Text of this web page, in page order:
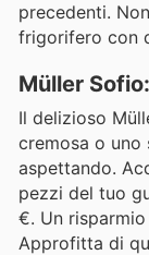
precedenti.
frigorifero con
Müller
Il delizioso
cremosa o
aspettando.
pezzi del tuo
€. Un
Approfitta di